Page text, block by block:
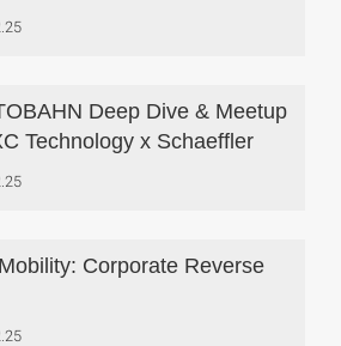
Deep Dive & Meetup
Technology x Schaeffler
Corporate Reverse